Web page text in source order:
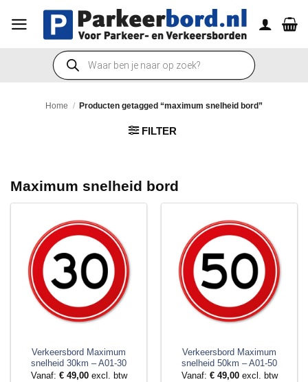
naar
Producten
zoeken
Home / Producten getagged “maximum snelheid bord”
FILTER
Maximum snelheid bord
Verkeersbord Maximum
snelheid 30km – A01-30
Vanaf: €49,00excl. btw
Verkeersbord Maximum
snelheid 50km – A01-50
Vanaf: €49,00excl. btw